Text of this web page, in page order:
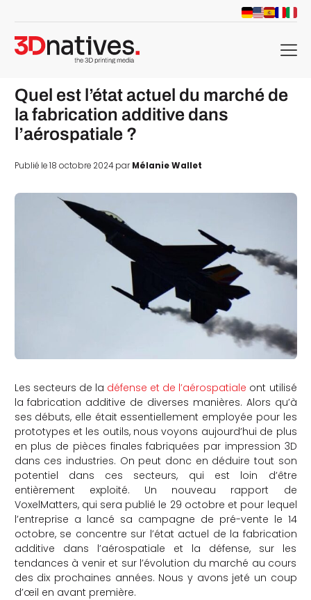
menu
Quel est l’état actuel du marché de
la fabrication additive dans
l’aérospatiale ?
Publié le 18 octobre 2024 parMélanie Wallet
Les secteurs de la défense et de l’aérospatiale ont utilisé
la fabrication additive de diverses manières. Alors qu’à
ses débuts, elle était essentiellement employée pour les
prototypes et les outils, nous voyons aujourd’hui de plus
en plus de pièces finales fabriquées par impression 3D
dans ces industries. On peut donc en déduire tout son
potentiel dans ces secteurs, qui est loin d’être
entièrement exploité. Un nouveau rapport de
VoxelMatters, qui sera publié le 29 octobre et pour lequel
l’entreprise a lancé sa campagne de pré-vente le 14
octobre, se concentre sur l’état actuel de la fabrication
additive dans l’aérospatiale et la défense, sur les
tendances à venir et sur l’évolution du marché au cours
des dix prochaines années. Nous y avons jeté un coup
d’œil en avant première.